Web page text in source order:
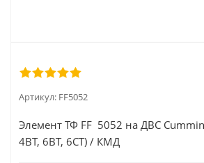
Артикул: FF5052
Элемент ТФ FF 5052 на ДВС
4BT, 6BT, 6CT) / КМД